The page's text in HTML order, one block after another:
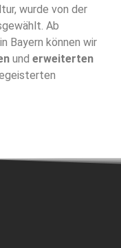
wurde von der
Ab
Bayern können wir
und erweiterten